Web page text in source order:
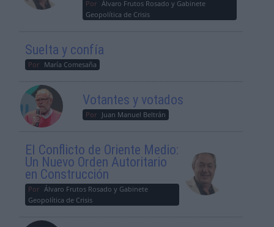
Por Álvaro Frutos Rosado y Gabinete
Geopolítica de Crisis
Suelta y confía
Por María Comesaña
Votantes y votados
Por Juan Manuel Beltrán
El Conflicto de Oriente Medio:
Un Nuevo Orden Autoritario
en Construcción
Por Álvaro Frutos Rosado y Gabinete
Geopolítica de Crisis